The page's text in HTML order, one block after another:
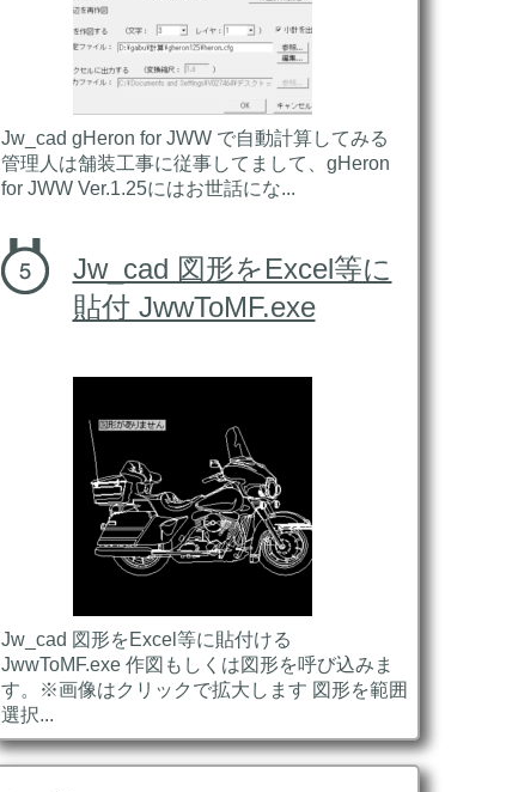
Jw_cad gHeron for JWW で自動計算してみる
管理人は舗装工事に従事してまして、gHeron
for JWW Ver.1.25にはお世話にな...
Jw_cad 図形をExcel等に
貼付 JwwToMF.exe
Jw_cad 図形をExcel等に貼付ける
JwwToMF.exe 作図もしくは図形を呼び込みま
す。※画像はクリックで拡大します 図形を範囲
選択...